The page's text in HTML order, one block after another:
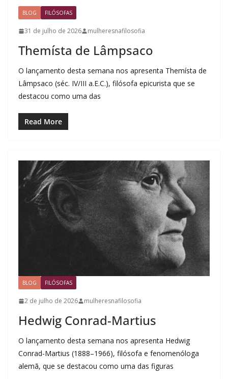
BLOG FILÓSOFAS
31 de julho de 2026 mulheresnafilosofia
Themísta de Lâmpsaco
O lançamento desta semana nos apresenta Themísta de
Lâmpsaco (séc. IV/III a.E.C.), filósofa epicurista que se
destacou como uma das
Read More
BLOG FILÓSOFAS
2 de julho de 2026 mulheresnafilosofia
Hedwig Conrad-Martius
O lançamento desta semana nos apresenta Hedwig
Conrad-Martius (1888–1966), filósofa e fenomenóloga
alemã, que se destacou como uma das figuras